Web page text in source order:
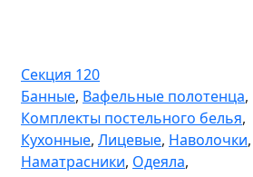
Секция 120
Банные, Вафельные полотенца,
Комплекты постельного белья,
Кухонные, Лицевые, Наволочки,
Наматрасники, Одеяла,